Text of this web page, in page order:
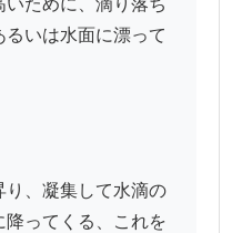
ために、滴り落ち
いは水面に漂って
り、凝集して水滴の
ってくる、これを